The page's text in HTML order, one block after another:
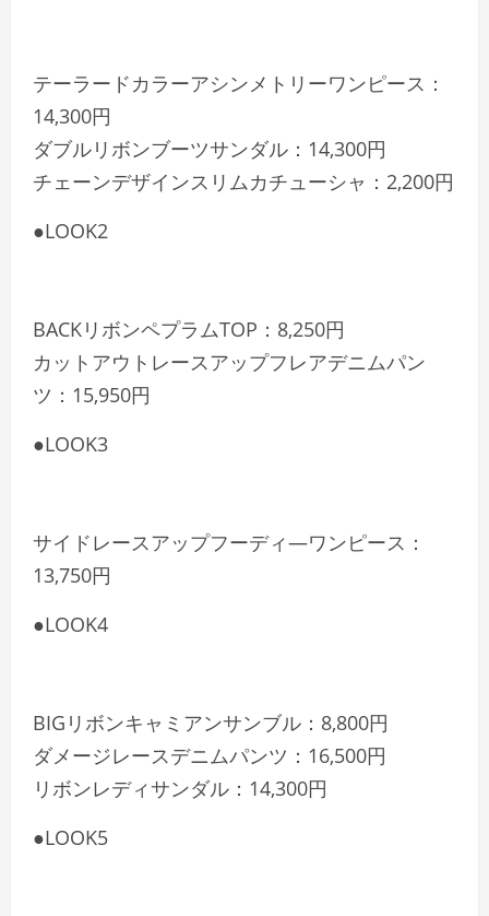
テーラードカラーアシンメトリーワンピース：
14,300円
ダブルリボンブーツサンダル：14,300円
チェーンデザインスリムカチューシャ：2,200円
●LOOK2
BACKリボンペプラムTOP：8,250円
カットアウトレースアップフレアデニムパン
ツ：15,950円
●LOOK3
サイドレースアップフーディ―ワンピース：
13,750円
●LOOK4
BIGリボンキャミアンサンブル：8,800円
ダメージレースデニムパンツ：16,500円
リボンレディサンダル：14,300円
●LOOK5